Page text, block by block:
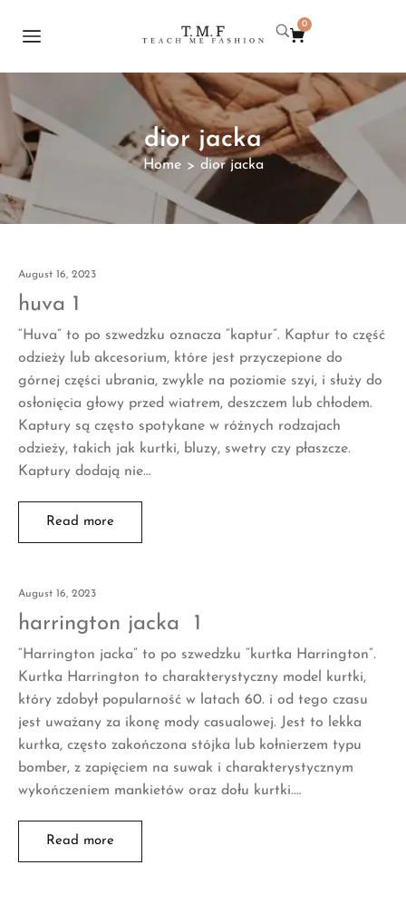
0
dior jacka
Home > dior jacka
August 16, 2023
huva 1
“Huva” to po szwedzku oznacza “kaptur”. Kaptur to część
odzieży lub akcesorium, które jest przyczepione do
górnej części ubrania, zwykle na poziomie szyi, i służy do
osłonięcia głowy przed wiatrem, deszczem lub chłodem.
Kaptury są często spotykane w różnych rodzajach
odzieży, takich jak kurtki, bluzy, swetry czy płaszcze.
Kaptury dodają nie…
Read more
August 16, 2023
harrington jacka 1
“Harrington jacka” to po szwedzku “kurtka Harrington”.
Kurtka Harrington to charakterystyczny model kurtki,
który zdobył popularność w latach 60. i od tego czasu
jest uważany za ikonę mody casualowej. Jest to lekka
kurtka, często zakończona stójka lub kołnierzem typu
bomber, z zapięciem na suwak i charakterystycznym
wykończeniem mankietów oraz dołu kurtki.…
Read more